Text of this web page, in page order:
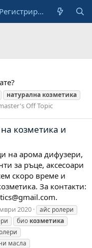
Регистрирай се
натурална козметика
Off Topic
козметика и
на арома дифузери,
за ръце, аксесоари
скоро време и
За контакти:
.
2020
айс ролери
био козметика
масла